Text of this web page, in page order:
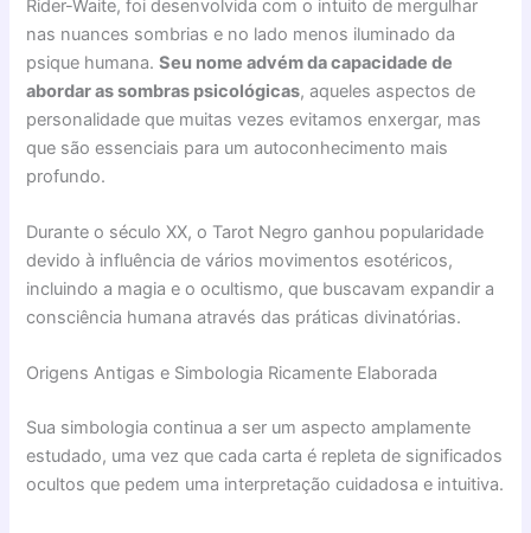
Rider-Waite, foi desenvolvida com o intuito de mergulhar
nas nuances sombrias e no lado menos iluminado da
psique humana.Seu nome advém da capacidade de
abordar as sombras psicológicas, aqueles aspectos de
personalidade que muitas vezes evitamos enxergar, mas
que são essenciais para um autoconhecimento mais
profundo.
Durante o século XX, o Tarot Negro ganhou popularidade
devido à influência de vários movimentos esotéricos,
incluindo a magia e o ocultismo, que buscavam expandir a
consciência humana através das práticas divinatórias.
Origens Antigas e Simbologia Ricamente Elaborada
Sua simbologia continua a ser um aspecto amplamente
estudado, uma vez que cada carta é repleta de significados
ocultos que pedem uma interpretação cuidadosa e intuitiva.